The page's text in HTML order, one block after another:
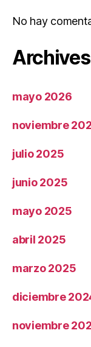
No hay
Archives
mayo 2026
noviembre
julio 2025
junio 2025
mayo 2025
abril 2025
marzo 2025
diciembre
noviembre